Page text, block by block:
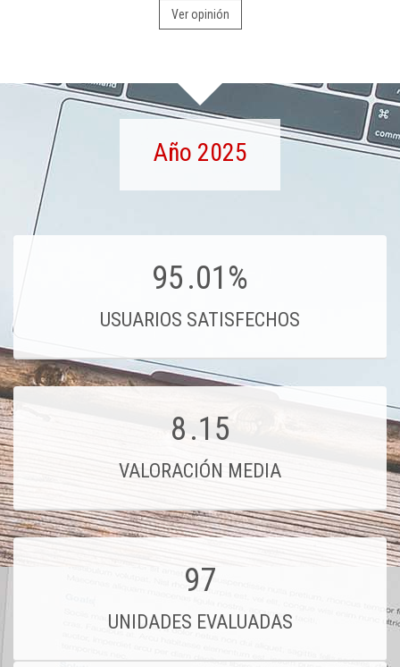
Ver opinión
Año 2025
95.01%
USUARIOS SATISFECHOS
8.15
VALORACIÓN MEDIA
97
UNIDADES EVALUADAS